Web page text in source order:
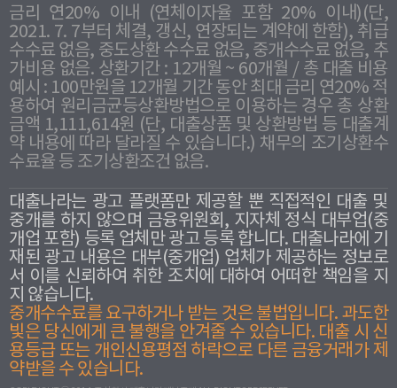
금리 연20% 이내 (연체이자율 포함 20% 이내)(단,
2021. 7. 7부터 체결, 갱신, 연장되는 계약에 한함), 취급
수수료 없음, 중도상환 수수료 없음, 중개수수료 없음, 추
가비용 없음. 상환기간 : 12개월 ~ 60개월 / 총 대출 비용
예시 : 100만원을 12개월 기간 동안 최대 금리 연20% 적
용하여 원리금균등상환방법으로 이용하는 경우 총 상환
금액 1,111,614원 (단, 대출상품 및 상환방법 등 대출계
약 내용에 따라 달라질 수 있습니다.) 채무의 조기상환수
수료율 등 조기상환조건 없음.
대출나라는 광고 플랫폼만 제공할 뿐 직접적인 대출 및
중개를 하지 않으며 금융위원회, 지자체 정식 대부업(중
개업 포함) 등록 업체만 광고 등록 합니다. 대출나라에 기
재된 광고 내용은 대부(중개업) 업체가 제공하는 정보로
서 이를 신뢰하여 취한 조치에 대하여 어떠한 책임을 지
지 않습니다.
중개수수료를 요구하거나 받는 것은 불법입니다. 과도한
빛은 당신에게 큰 불행을 안겨줄 수 있습니다. 대출 시 신
용등급 또는 개인신용평점 하락으로 다른 금융거래가 제
약받을 수 있습니다.